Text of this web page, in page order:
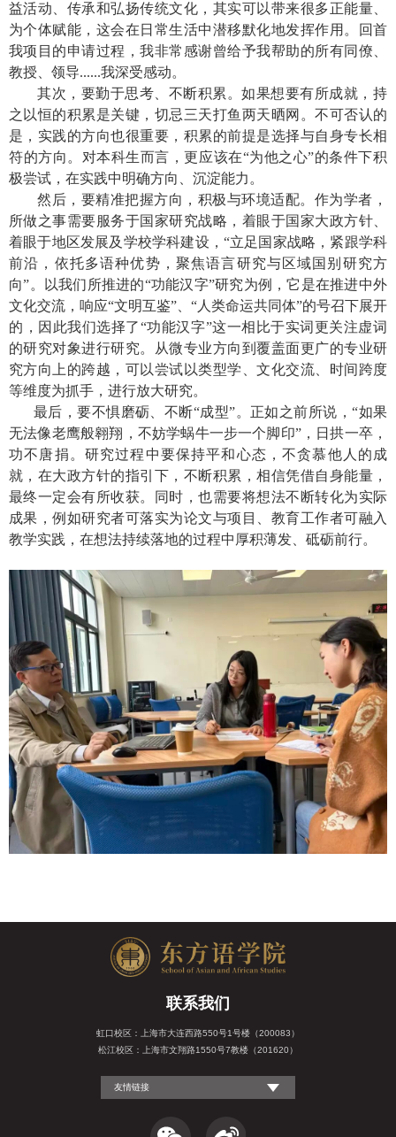
益活动、传承和弘扬传统文化，其实可以带来很多正能量、
为个体赋能，这会在日常生活中潜移默化地发挥作用。回首
我项目的申请过程，我非常感谢曾给予我帮助的所有同僚、
教授、领导......我深受感动。
其次，要勤于思考、不断积累。如果想要有所成就，持
之以恒的积累是关键，切忌三天打鱼两天晒网。不可否认的
是，实践的方向也很重要，积累的前提是选择与自身专长相
符的方向。对本科生而言，更应该在“为他之心”的条件下积
极尝试，在实践中明确方向、沉淀能力。
然后，要精准把握方向，积极与环境适配。作为学者，
所做之事需要服务于国家研究战略，着眼于国家大政方针、
着眼于地区发展及学校学科建设，“立足国家战略，紧跟学科
前沿，依托多语种优势，聚焦语言研究与区域国别研究方
向”。以我们所推进的“功能汉字”研究为例，它是在推进中外
文化交流，响应“文明互鉴”、“人类命运共同体”的号召下展开
的，因此我们选择了“功能汉字”这一相比于实词更关注虚词
的研究对象进行研究。从微专业方向到覆盖面更广的专业研
究方向上的跨越，可以尝试以类型学、文化交流、时间跨度
等维度为抓手，进行放大研究。
最后，要不惧磨砺、不断“成型”。正如之前所说，“如果
无法像老鹰般翱翔，不妨学蜗牛一步一个脚印”，日拱一卒，
功不 唐捐。研究过程中要保持平和心态，不贪慕他人的成
就，在大政方针的指引下，不断积累，相信凭借自身能量，
最终一定会有所收获。同时，也需要将想法不断转化为实际
成果，例如研究者可落实为论文与项目、教育工作者可融入
教学实践，在想法持续落地的过程中厚积薄发、砥砺前行。
联系我们
虹口校区：上海市大连西路550号1号楼（200083）
松江校区：上海市文翔路1550号7教楼（201620）
友情链接